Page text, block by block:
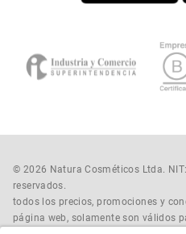
© 2026 Natura Cosméticos Ltda.
reservados.
todos los precios, promociones y
página web, solamente son válidos